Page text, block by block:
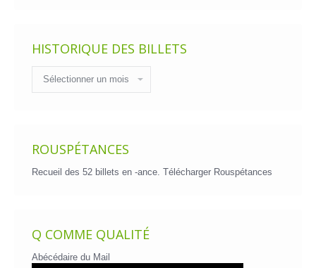
HISTORIQUE DES BILLETS
des
billets
ROUSPÉTANCES
Recueil des 52 billets en -ance. Télécharger Rouspétances
Q COMME QUALITÉ
Abécédaire du Mail